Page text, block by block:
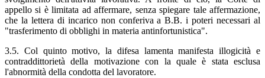
appello si è limitata ad affermare, senza spiegare tale affermazione,
che la lettera di incarico non conferiva a B.B. i poteri necessari al
"trasferimento di obblighi in materia antinfortunistica".
3.5. Col quinto motivo, la difesa lamenta manifesta illogicità e
contraddittorietà della motivazione con la quale è stata esclusa
l'abnormità della condotta del lavoratore.